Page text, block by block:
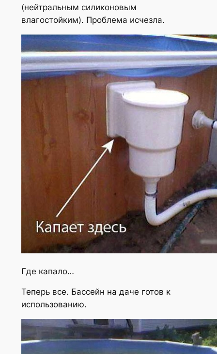
(нейтральным силиконовым
влагостойким). Проблема исчезла.
Где капало…
Теперь все. Бассейн на даче готов к
использованию.